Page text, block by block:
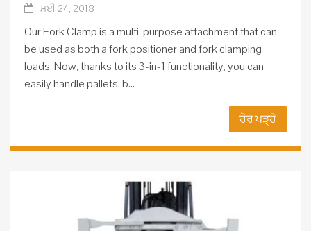
ਮਈ 24, 2018
Our Fork Clamp is a multi-purpose attachment that can
be used as both a fork positioner and fork clamping
loads. Now, thanks to its 3-in-1 functionality, you can
easily handle pallets, b...
ਹੋਰ ਪੜ੍ਹੋ